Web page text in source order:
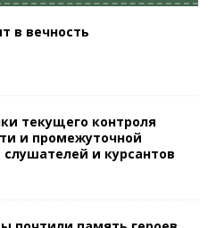
в вечность
текущего контроля
и промежуточной
и курсантов